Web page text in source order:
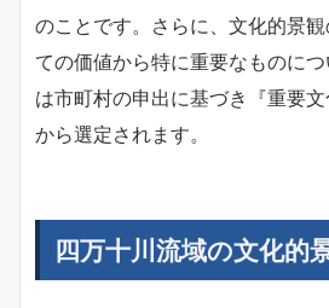
のことです。さらに、文化的景
ての価値から特に重要なものに
は市町村の申出に基づき『重要
から選定されます。
四万十川流域の文化的